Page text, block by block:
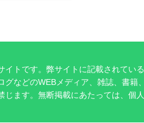
トです。弊サイトに記載されてい
などのWEBメディア、雑誌、書籍
ます。無断掲載にあたっては、個